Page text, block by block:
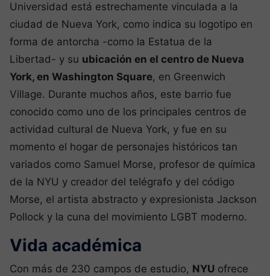
Universidad está estrechamente vinculada a la
ciudad de Nueva York, como indica su logotipo en
forma de antorcha -como la Estatua de la
Libertad- y su ubicación en el centro de Nueva
York, en Washington Square, en Greenwich
Village. Durante muchos años, este barrio fue
conocido como uno de los principales centros de
actividad cultural de Nueva York, y fue en su
momento el hogar de personajes históricos tan
variados como Samuel Morse, profesor de química
de la NYU y creador del telégrafo y del código
Morse, el artista abstracto y expresionista Jackson
Pollock y la cuna del movimiento LGBT moderno.
Vida académica
Con más de 230 campos de estudio, NYU ofrece